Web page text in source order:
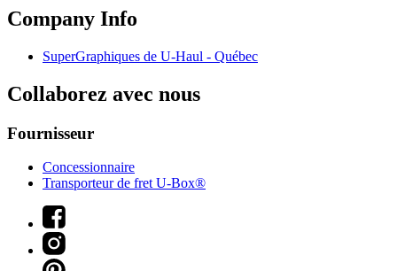
Company Info
SuperGraphiques de U-Haul - Québec
Collaborez avec nous
Fournisseur
Concessionnaire
Transporteur de fret U-Box®